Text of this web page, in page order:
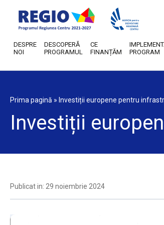
DESPRE
NOI
DESCOPERĂ
PROGRAMUL
CE
FINANȚĂM
PROGRAM
Prima pagină » Investiții europene pentru
Investiții
Publicat in: 29 noiembrie 2024